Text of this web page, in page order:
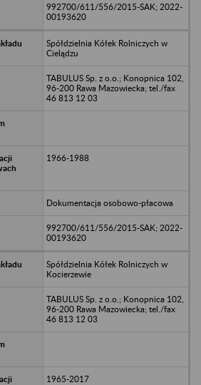
992700/611/556/2015-SAK; 2022-
00193620
Spółdzielnia Kółek Rolniczych w
Cielądzu
TABULUS Sp. z o.o.; Konopnica 102,
96-200 Rawa Mazowiecka; tel./fax
46 813 12 03
1966-1988
Dokumentacja osobowo-płacowa
992700/611/556/2015-SAK; 2022-
00193620
Spółdzielnia Kółek Rolniczych w
Kocierzewie
TABULUS Sp. z o.o.; Konopnica 102,
96-200 Rawa Mazowiecka; tel./fax
46 813 12 03
1965-2017